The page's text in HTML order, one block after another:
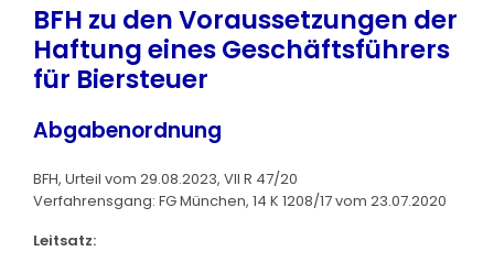
BFH zu den Voraussetzungen der
Haftung eines Geschäftsführers
für Biersteuer
Abgabenordnung
BFH, Urteil vom 29.08.2023, VII R 47/20
Verfahrensgang: FG München, 14 K 1208/17 vom 23.07.2020
Leitsatz: